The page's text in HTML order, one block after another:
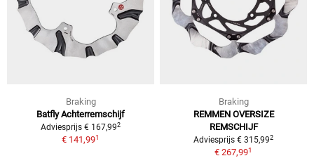
Braking
Batfly Achterremschijf
Adviesprijs € 167,992
€ 141,991
Braking
REMMEN OVERSIZE
REMSCHIJF
Adviesprijs € 315,992
€ 267,991